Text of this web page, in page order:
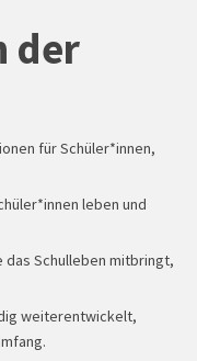
der
für Schüler*innen,
leben und
das Schulleben mitbringt,
weiterentwickelt,